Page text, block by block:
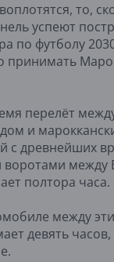
то,
успеют
по футболу
принимать
перелёт
и
с древнейших
между
полтора часа.
между
девять